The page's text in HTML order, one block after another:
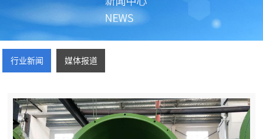
行业新闻 媒体报道